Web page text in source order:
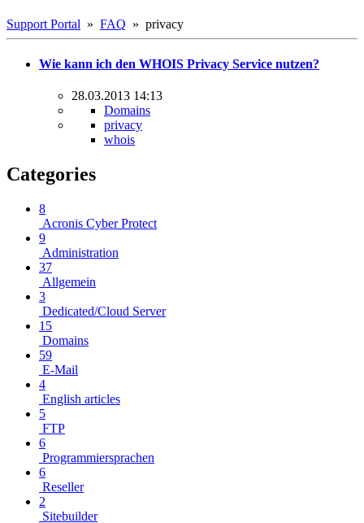
Support Portal » FAQ » privacy
Wie kann ich den WHOIS Privacy Service nutzen?
28.03.2013 14:13
Domains
privacy
whois
Categories
8
Acronis Cyber Protect
9
Administration
37
Allgemein
3
Dedicated/Cloud Server
15
Domains
59
E-Mail
4
English articles
5
FTP
6
Programmiersprachen
6
Reseller
2
Sitebuilder